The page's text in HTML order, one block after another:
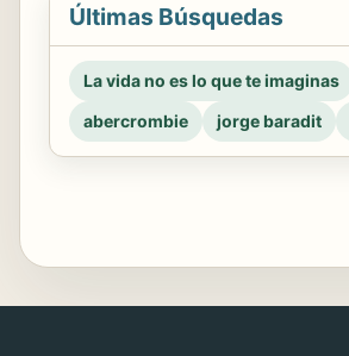
Últimas Búsquedas
La vida no es lo que te imaginas
abercrombie
jorge baradit